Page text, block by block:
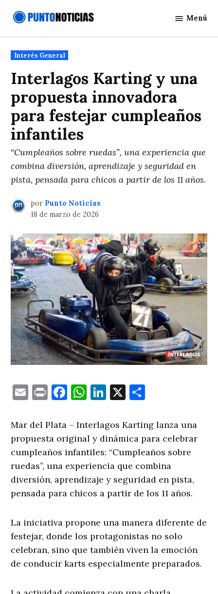
Noticias
Menú
Publicado
en
Interés General
Interlagos Karting y una
propuesta innovadora
para festejar cumpleaños
infantiles
“Cumpleaños sobre ruedas”, una experiencia que
combina diversión, aprendizaje y seguridad en
pista, pensada para chicos a partir de los 11 años.
por Punto Noticias
18 de marzo de 2026
EmailPrintFacebook
WhatsApp
LinkedIn
X
Mar del Plata – Interlagos Karting lanza una
propuesta original y dinámica para celebrar
cumpleaños infantiles: “Cumpleaños sobre
ruedas”, una experiencia que combina
diversión, aprendizaje y seguridad en pista,
pensada para chicos a partir de los 11 años.
La iniciativa propone una manera diferente de
festejar, donde los protagonistas no solo
celebran, sino que también viven la emoción
de conducir karts especialmente preparados.